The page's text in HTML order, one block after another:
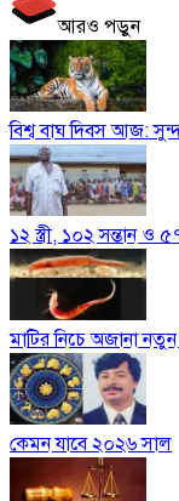
আরও পড়ুন
বিশ্ব বাঘ দিবস আজ:
১২ স্ত্রী, ১০২ সন্তান ও
মাটির নিচে অজানা নতুন
কেমন যাবে ২০২৬ সাল